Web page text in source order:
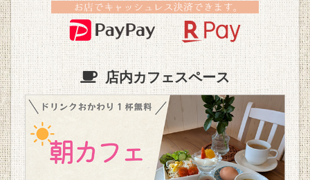
店内カフェスペース